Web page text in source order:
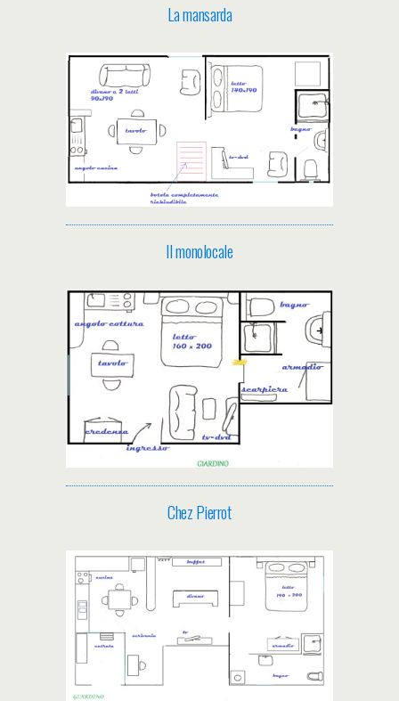
La mansarda
Il monolocale
Chez Pierrot